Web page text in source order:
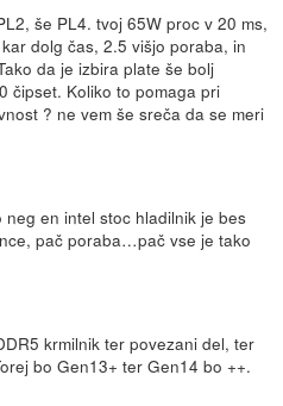
še PL4. tvoj 65W proc v 20 ms,
dolg čas, 2.5 višjo poraba, in
da je izbira plate še bolj
čipset. Koliko to pomaga pri
? ne vem še sreča da se meri
neg en intel stoc hladilnik je bes
pač poraba…pač vse je tako
krmilnik ter povezani del, ter
bo Gen13+ ter Gen14 bo ++.